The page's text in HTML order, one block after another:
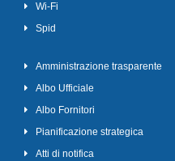
Wi-Fi
Spid
Amministrazione trasparente
Albo Ufficiale
Albo Fornitori
Pianificazione strategica
Atti di notifica